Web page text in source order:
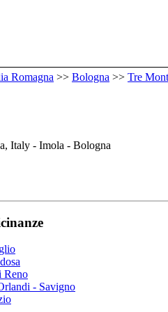
Romagna >> Bologna >> Tre
Italy - Imola - Bologna
Reno
- Savigno